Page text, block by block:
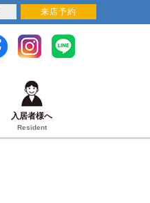
入居者様へ
Resident
来店予約